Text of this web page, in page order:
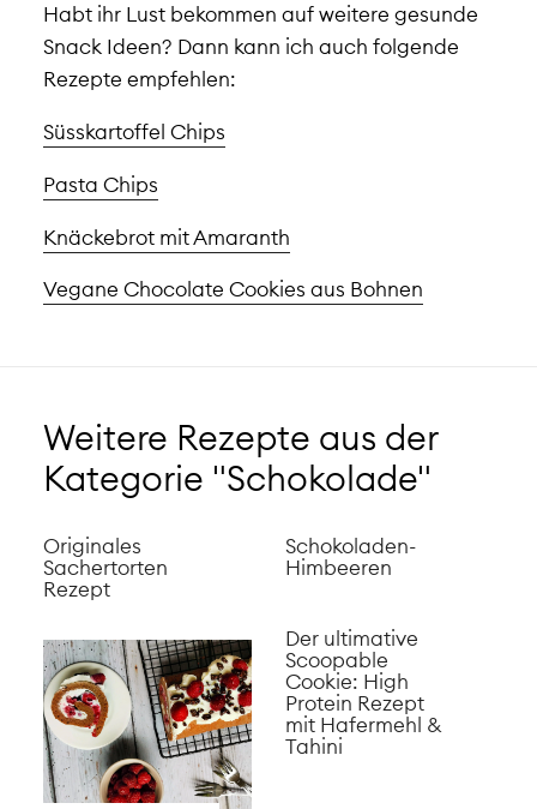
Habt ihr Lust bekommen auf weitere gesunde
Snack Ideen? Dann kann ich auch folgende
Rezepte empfehlen:
Süsskartoffel Chips
Pasta Chips
Knäckebrot mit Amaranth
Vegane Chocolate Cookies aus Bohnen
Weitere Rezepte aus der
Kategorie "Schokolade"
Originales
Sachertorten
Rezept
Schokoladen-
Himbeeren
Der ultimative
Scoopable
Cookie: High
Protein Rezept
mit Hafermehl &
Tahini